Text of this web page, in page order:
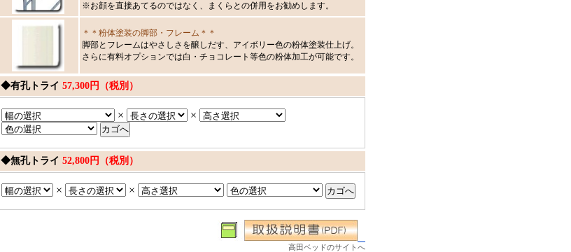
※お顔を直接あてるのではなく、まくらとの併用をお勧めします。
＊＊粉体塗装の脚部・フレーム＊＊
脚部とフレームはやさしさを醸しだす、アイボリー色の粉体塗装仕上げ。
さらに有料オプションでは白・チョコレート等色の粉体加工が可能です。
◆有孔トライ 57,300円（税別）
× ×
◆無孔トライ 52,800円（税別）
× ×
高田ベッドのサイトへ